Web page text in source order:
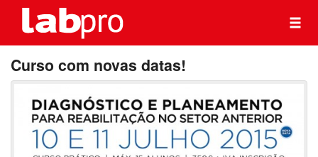
Curso com novas datas!